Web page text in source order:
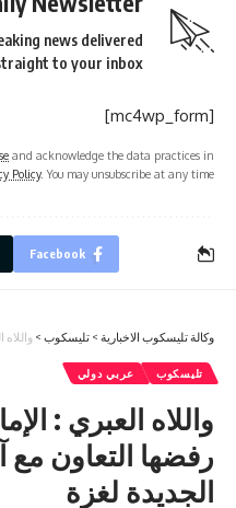
news delivered
to your inbox.
[mc4wp_form]
and acknowledge the data practices in
Policy. You may unsubscribe at any time.
Facebook
وكالة تليسكوب الاخبارية > تليسكوب >
تليسكوب عربي دولي
واللاه العبري :
رفضها التعاون مع
الجديدة لغزة